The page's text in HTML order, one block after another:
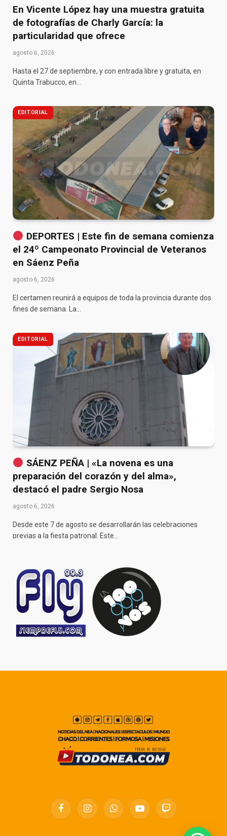
En Vicente López hay una muestra gratuita
de fotografías de Charly García: la
particularidad que ofrece
agosto 6, 2026
Hasta el 27 de septiembre, y con entrada libre y gratuita, en
Quinta Trabucco, en…
EDITORIAL
DEPORTES | Este fin de semana comienza
el 24º Campeonato Provincial de Veteranos
en Sáenz Peña
agosto 6, 2026
El certamen reunirá a equipos de toda la provincia durante dos
fines de semana. La…
EDITORIAL
SÁENZ PEÑA | «La novena es una
preparación del corazón y del alma»,
destacó el padre Sergio Nosa
agosto 6, 2026
Desde este 7 de agosto se desarrollarán las celebraciones
previas a la fiesta patronal. Este…
FacebookInstagramWhatsAppYouTubeTwitch